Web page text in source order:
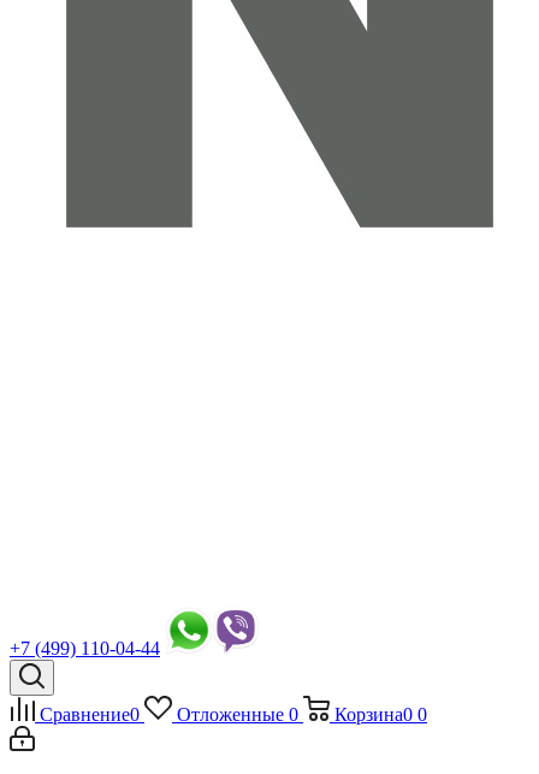
+7 (499) 110-04-44
Сравнение0 Отложенные 0 Корзина0 0